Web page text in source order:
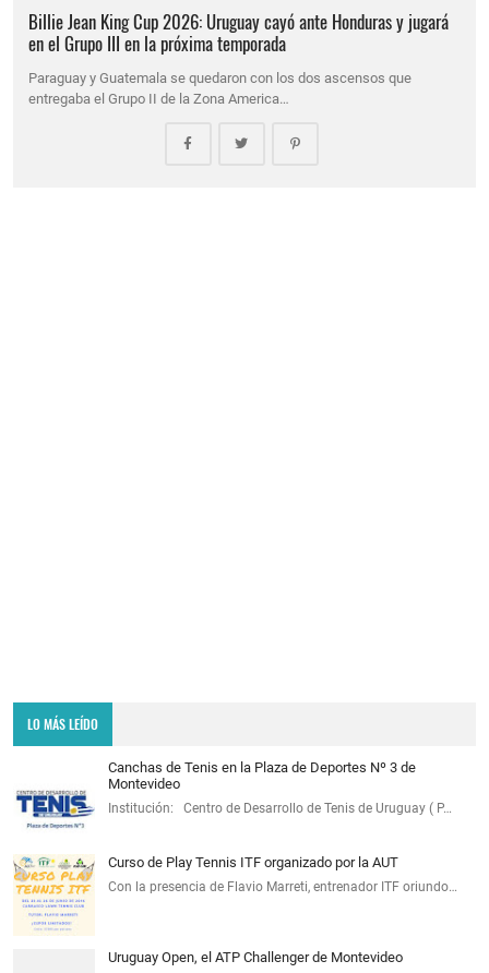
Billie Jean King Cup 2026: Uruguay cayó ante Honduras y jugará
en el Grupo III en la próxima temporada
Paraguay y Guatemala se quedaron con los dos ascensos que
entregaba el Grupo II de la Zona America…
LO MÁS LEÍDO
Canchas de Tenis en la Plaza de Deportes Nº 3 de
Montevideo
Institución: Centro de Desarrollo de Tenis de Uruguay ( P…
Curso de Play Tennis ITF organizado por la AUT
Con la presencia de Flavio Marreti, entrenador ITF oriundo…
Uruguay Open, el ATP Challenger de Montevideo